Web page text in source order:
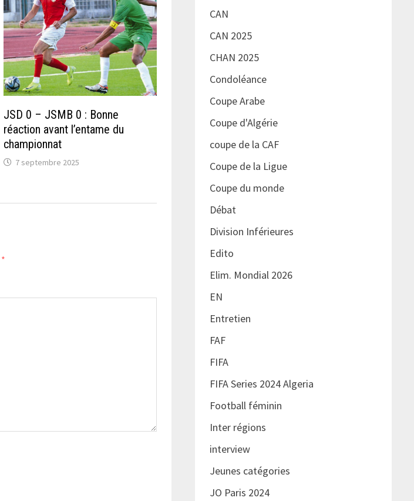
JSD 0 – JSMB 0 : Bonne
réaction avant l’entame du
championnat
7 septembre 2025
*
CAN
CAN 2025
CHAN 2025
Condoléance
Coupe Arabe
Coupe d'Algérie
coupe de la CAF
Coupe de la Ligue
Coupe du monde
Débat
Division Inférieures
Edito
Elim. Mondial 2026
EN
Entretien
FAF
FIFA
FIFA Series 2024 Algeria
Football féminin
Inter régions
interview
Jeunes catégories
JO Paris 2024